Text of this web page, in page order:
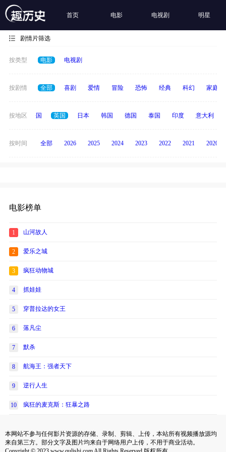
首页 电影 电视剧 明星
剧情片筛选
按类型 电影 电视剧
按剧情 全部 喜剧 爱情 冒险 恐怖 经典 科幻 家庭
按地区
美国 法国 英国 日本 韩国 德国 泰国 印度 意大利
按时间 全部 2026 2025 2024 2023 2022 2021 2020
电影榜单
1 山河故人
2 爱乐之城
3 疯狂动物城
4 抓娃娃
5 穿普拉达的女王
6 落凡尘
7 默杀
8 航海王：强者天下
9 逆行人生
10 疯狂的麦克斯：狂暴之路
本网站不参与任何影片资源的存储、录制、剪辑、上传，本站所有视频播放源均
来自第三方。部分文字及图片均来自于网络用户上传，不用于商业活动。